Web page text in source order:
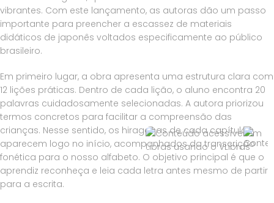
vibrantes. Com este lançamento, as autoras dão um passo
importante para preencher a escassez de materiais
didáticos de japonês voltados especificamente ao público
brasileiro.
Em primeiro lugar, a obra apresenta uma estrutura clara com
12 lições práticas. Dentro de cada lição, o aluno encontra 20
palavras cuidadosamente selecionadas. A autora priorizou
termos concretos para facilitar a compreensão das
crianças. Nesse sentido, os hiraganas de cada capítulo
aparecem logo no início, acompanhados da transcrição
fonética para o nosso alfabeto. O objetivo principal é que o
aprendiz reconheça e leia cada letra antes mesmo de partir
para a escrita.